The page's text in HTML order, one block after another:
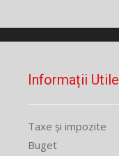
Informații Utile
Taxe și impozite
Buget